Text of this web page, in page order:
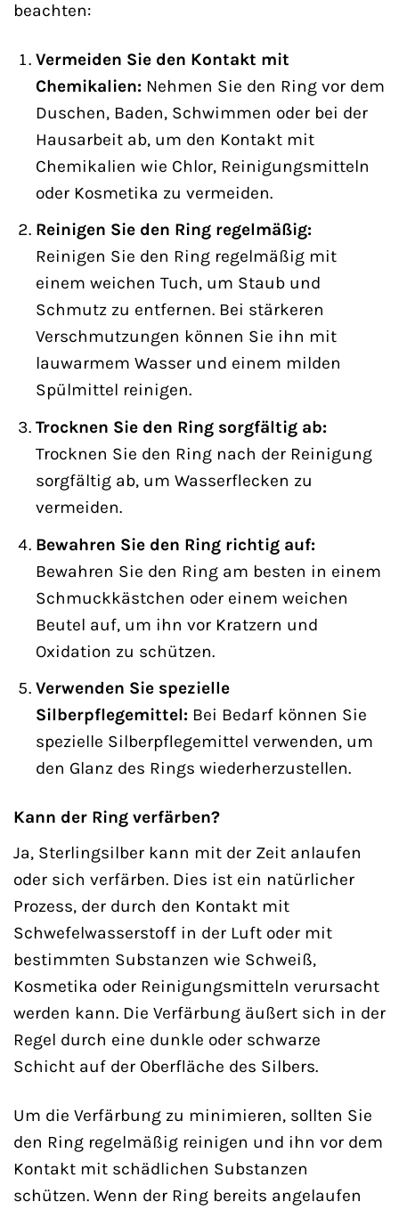
beachten:
Vermeiden Sie den Kontakt mit
Chemikalien:Nehmen Sie den Ring vor dem
Duschen, Baden, Schwimmen oder bei der
Hausarbeit ab, um den Kontakt mit
Chemikalien wie Chlor, Reinigungsmitteln
oder Kosmetika zu vermeiden.
Reinigen Sie den Ring regelmäßig:
Reinigen Sie den Ring regelmäßig mit
einem weichen Tuch, um Staub und
Schmutz zu entfernen. Bei stärkeren
Verschmutzungen können Sie ihn mit
lauwarmem Wasser und einem milden
Spülmittel reinigen.
Trocknen Sie den Ring sorgfältig ab:
Trocknen Sie den Ring nach der Reinigung
sorgfältig ab, um Wasserflecken zu
vermeiden.
Bewahren Sie den Ring richtig auf:
Bewahren Sie den Ring am besten in einem
Schmuckkästchen oder einem weichen
Beutel auf, um ihn vor Kratzern und
Oxidation zu schützen.
Verwenden Sie spezielle
Silberpflegemittel:Bei Bedarf können Sie
spezielle Silberpflegemittel verwenden, um
den Glanz des Rings wiederherzustellen.
Kann der Ring verfärben?
Ja, Sterlingsilber kann mit der Zeit anlaufen
oder sich verfärben. Dies ist ein natürlicher
Prozess, der durch den Kontakt mit
Schwefelwasserstoff in der Luft oder mit
bestimmten Substanzen wie Schweiß,
Kosmetika oder Reinigungsmitteln verursacht
werden kann. Die Verfärbung äußert sich in der
Regel durch eine dunkle oder schwarze
Schicht auf der Oberfläche des Silbers.
Um die Verfärbung zu minimieren, sollten Sie
den Ring regelmäßig reinigen und ihn vor dem
Kontakt mit schädlichen Substanzen
schützen. Wenn der Ring bereits angelaufen